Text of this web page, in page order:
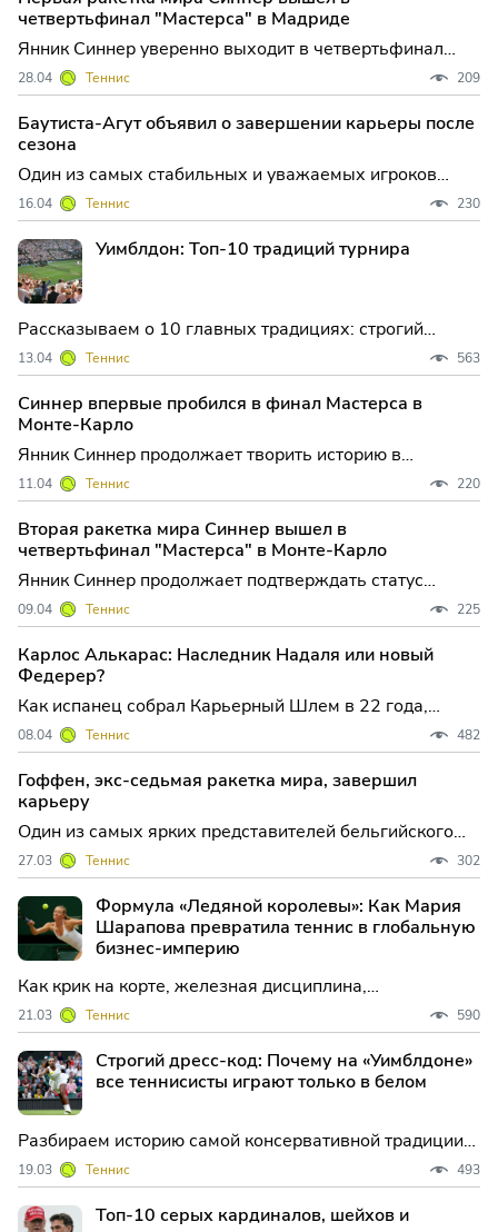
Себастьяна Офнера из Австрии, оформив выход в
следующий этап и продлив свою
четвертьфинал "Мастерса" в Мадриде
Янник Синнер уверенно выходит в четвертьфинал
«Мастерса» в Мадриде, одержав историческую 25-ю
победу подряд Итальянский теннисист Янник Синнер
продолжает демонстрировать впечатляющую форму
на крупнейших турнирах сезона. В матче четвертого
круга ма
28.04 Теннис 209
Баутиста-Агут объявил о завершении карьеры после
сезона
Один из самых стабильных и уважаемых игроков
испанского тенниса, Роберто Баутиста-Агут, объявил о
своем намерении завершить профессиональную
карьеру после сезона-2026. Это решение знаменует
собой скорое завершение яркой и продолжительной
главы в исто
16.04 Теннис 230
Уимблдон: Топ-10 традиций турнира
Рассказываем о 10 главных традициях: строгий
дресс-код, легендарная очередь, королевская ложа и
почему здесь едят тонны клубники.
13.04 Теннис 563
Синнер впервые пробился в финал Мастерса в
Монте-Карло
Янник Синнер продолжает творить историю в
нынешнем сезоне: в субботу в Монте-Карло вторая
ракетка мира уверенно разобрался с Александром
Зверевым и впервые в карьере вышел в финал
престижного грунтового «Мастерса». Итальянец
оформил победу в двух сет
11.04 Теннис 220
Вторая ракетка мира Синнер вышел в
четвертьфинал "Мастерса" в Монте-Карло
Янник Синнер продолжает подтверждать статус
одного из главных фаворитов сезона: итальянский
теннисист уверенно пробился в четвертьфинал
престижного "Мастерса" в Монте-Карло, одолев в
непростом трехсетовом поединке чеха Томаша
Махача. Этот матч не тол
09.04 Теннис 225
Карлос Алькарас: Наследник Надаля или новый
Федерер?
Как испанец собрал Карьерный Шлем в 22 года,
тактический анализ его стиля и сравнение с Надалем,
Федерером и Джоковичем.
08.04 Теннис 482
Гоффен, экс-седьмая ракетка мира, завершил
карьеру
Один из самых ярких представителей бельгийского
тенниса последних лет, Давид Гоффен, объявил о том,
что нынешний сезон станет для него последним в
профессиональной карьере. Решение 35-летнего
спортсмена завершить выступления на высшем
уровне стало зн
27.03 Теннис 302
Формула «Ледяной королевы»: Как Мария
Шарапова превратила теннис в глобальную
бизнес-империю
Как крик на корте, железная дисциплина,
мельдониевый скандал и конфетная империя создали
самый успешный коммерческий бренд в истории
женского спорта. Анализ стратегии выживания и
триумфа.
21.03 Теннис 590
Строгий дресс-код: Почему на «Уимблдоне»
все теннисисты играют только в белом
Разбираем историю самой консервативной традиции
мирового спорта. Откуда появилось правило
белоснежной формы на Уимблдоне, как бренды
пытаются обойти запреты и кто из звезд открыто
бунтовал против системы.
19.03 Теннис 493
Топ-10 серых кардиналов, шейхов и